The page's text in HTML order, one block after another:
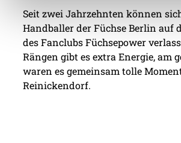
Seit zwei Jahrzehnten können
Handballer der Füchse Berlin auf
des Fanclubs Füchsepower
Rängen gibt es extra Energie, am
waren es gemeinsam tolle
Reinickendorf.